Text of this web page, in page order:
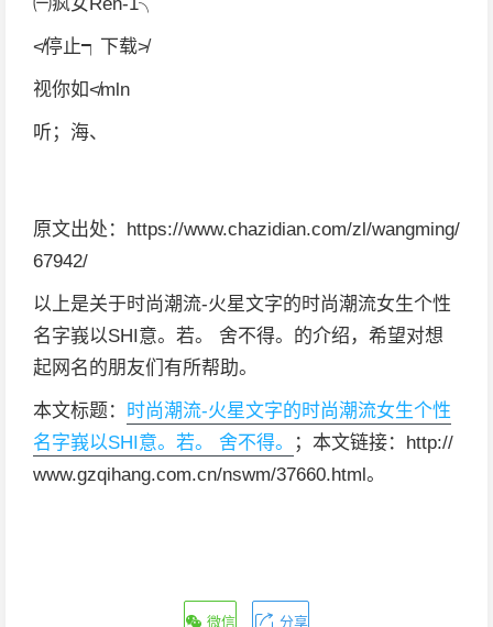
≮停止┑下载≯
视你如≮mln
听；海、
原文出处：https://www.chazidian.com/zl/wangming/
67942/
以上是关于时尚潮流-火星文字的时尚潮流女生个性
名字峩以SHI意。若。 舍不得。的介绍，希望对想
起网名的朋友们有所帮助。
本文标题： 时尚潮流-火星文字的时尚潮流女生个性
名字峩以SHI意。若。 舍不得。
；本文链接：http://
www.gzqihang.com.cn/nswm/37660.html。
微信 分享